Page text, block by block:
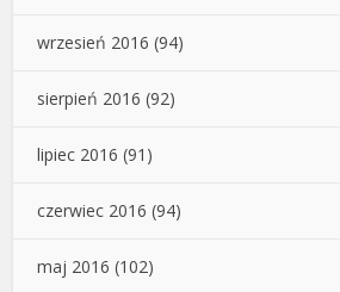
wrzesień 2016 (94)
sierpień 2016 (92)
lipiec 2016 (91)
czerwiec 2016 (94)
maj 2016 (102)